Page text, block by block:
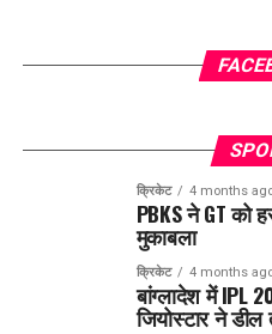
क्रिकेट 4 months
PBKS ने GT को
मुकाबला
क्रिकेट 4 months
बांग्लादेश में IPL
जियोस्टार ने